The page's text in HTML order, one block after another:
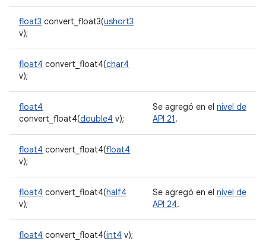
float3 convert_float3(ushort3
v);
float4 convert_float4(char4
v);
float4
convert_float4(double4 v);
Se agregó en el nivel de
API 21.
float4 convert_float4(float4
v);
float4 convert_float4(half4
v);
Se agregó en el nivel de
API 24.
float4 convert_float4(int4 v);